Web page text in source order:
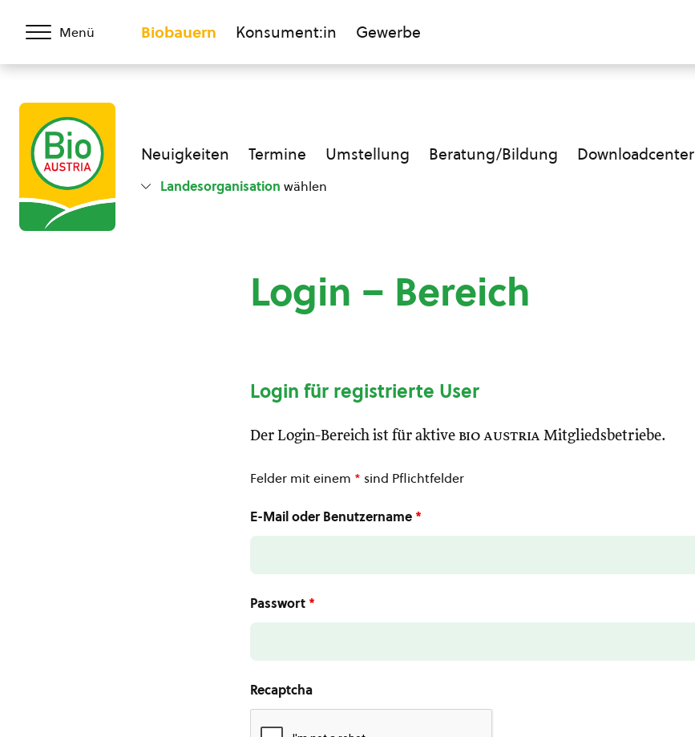
Menü Biobauern Konsument:in Gewerbe
Neuigkeiten Termine Umstellung Beratung/Bildung Downloadcenter
Landesorganisation wählen
Login – Bereich
Login für registrierte User
Der Login-Bereich ist für aktive bio austria Mitgliedsbetriebe.
Felder mit einem * sind Pflichtfelder
E-Mail oder Benutzername *
Passwort *
Recaptcha